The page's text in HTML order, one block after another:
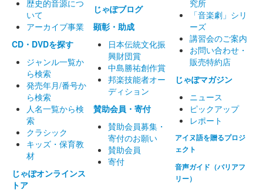
歴史的音源につ
いて
アーカイブ事業
CD・DVDを探す
ジャンル一覧か
ら検索
発売年月/番号か
ら検索
人名一覧から検
索
クラシック
キッズ・保育教
材
じゃぽオンラインス
トア
じゃぽブログ
顕彰・助成
日本伝統文化振
興財団賞
中島勝祐創作賞
邦楽技能者オー
ディション
賛助会員・寄付
賛助会員募集・
寄付のお願い
賛助会員
寄付
究所
「音楽劇」シリ
ーズ
講習会のご案内
お問い合わせ・
販売特約店
じゃぽマガジン
ニュース
ピックアップ
レポート
アイヌ語を贈るプロジ
ェクト
音声ガイド（バリアフ
リー）